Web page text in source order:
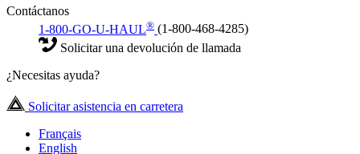
Contáctanos
1-800-GO-U-HAUL® (1-800-468-4285)
Solicitar una devolución de llamada
¿Necesitas ayuda?
Solicitar asistencia en carretera
Français
English